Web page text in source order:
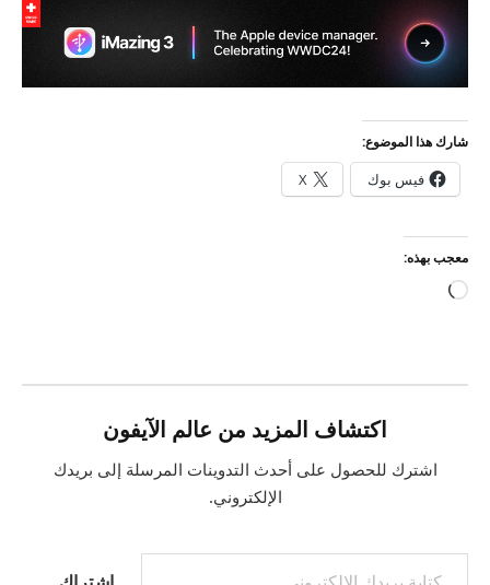
شارك هذا الموضوع:
فيس بوك X
معجب بهذه:
جاري
اكتشاف المزيد من عالم الآيفون
اشترك للحصول على أحدث التدوينات المرسلة إلى بريدك
الإلكتروني.
كتابة بريدك الإلكتروني...